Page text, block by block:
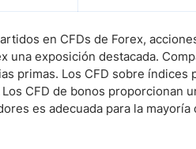
en CFDs de Forex,
exposición destacada.
primas. Los CFD sobre
CFD de bonos proporcionan
es adecuada para la